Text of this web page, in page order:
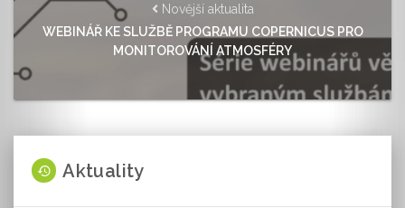
Novější aktualita
WEBINÁŘ KE SLUŽBĚ PROGRAMU COPERNICUS PRO
MONITOROVÁNÍ ATMOSFÉRY
Aktuality